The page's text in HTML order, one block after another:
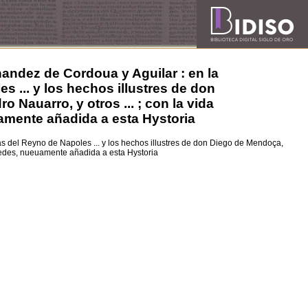
de Cordoua y Aguilar : en la
... y los hechos illustres de don
Nauarro, y otros ... ; con la vida
añadida a esta Hystoria
Reyno de Napoles ... y los hechos illustres de don Diego de Mendoça,
nueuamente añadida a esta Hystoria